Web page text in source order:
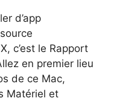
d’app
c’est le Rapport
en premier lieu
de ce Mac,
Matériel et